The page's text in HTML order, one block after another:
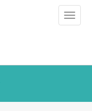
Toggle